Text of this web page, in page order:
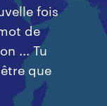
fois
de
... Tu
que